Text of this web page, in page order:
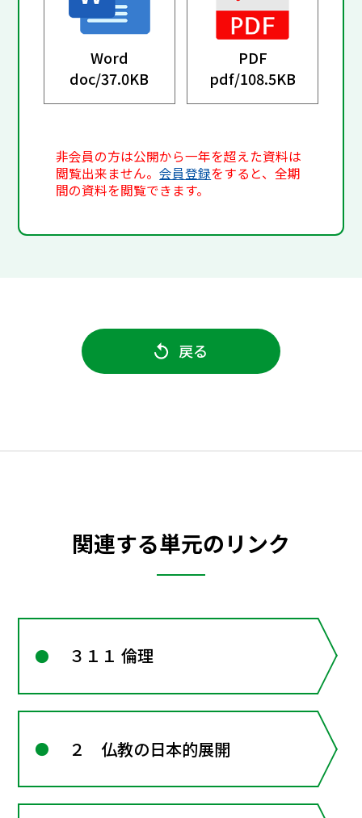
Word
doc/37.0KB
PDF
pdf/108.5KB
非会員の方は公開から一年を超えた資料は
閲覧出来ません。会員登録をすると、全期
間の資料を閲覧できます。
戻る
関連する単元のリンク
３１１ 倫理
２ 仏教の日本的展開